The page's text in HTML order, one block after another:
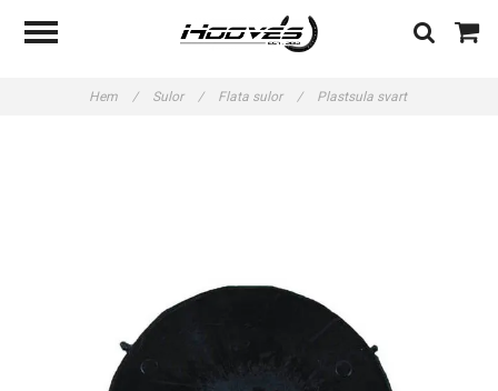
Hem / Sulor / Flata sulor / Plastsula svart